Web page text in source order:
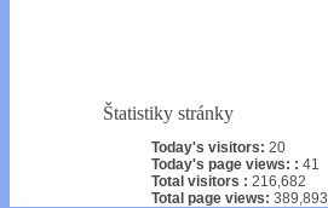
Štatistiky stránky
Today's visitors: 20
Today's page views: : 41
Total visitors : 216,682
Total page views: 389,893